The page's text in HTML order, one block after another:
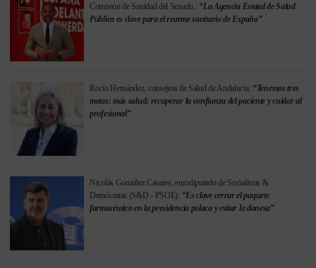
Comisión de Sanidad del Senado.: “La Agencia Estatal de Salud
Pública es clave para el rearme sanitario de España”
Rocío Hernández, consejera de Salud de Andalucía: “Tenemos tres
metas: más salud; recuperar la confianza del paciente y cuidar al
profesional”
Nicolás González Casares, eurodiputado de Socialistas &
Demócratas (S&D - PSOE): “Es clave cerrar el paquete
farmacéutico en la presidencia polaca y evitar la danesa”